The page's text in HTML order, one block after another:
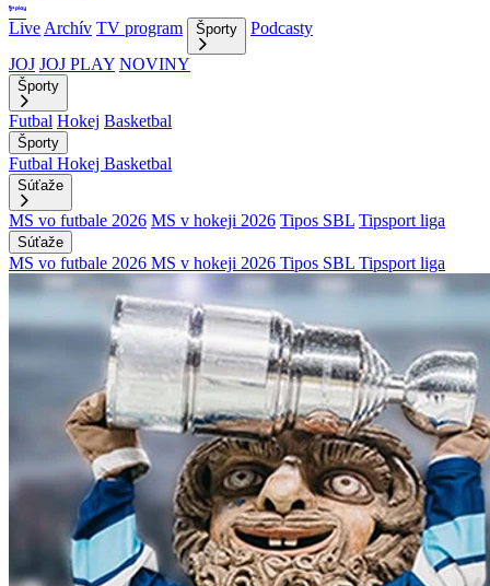
Live Archív TV program Športy
Podcasty
JOJ JOJ PLAY NOVINY
Športy
Futbal Hokej Basketbal
Športy
Futbal Hokej Basketbal
Súťaže
MS vo futbale 2026 MS v hokeji 2026 Tipos SBL Tipsport liga
Súťaže
MS vo futbale 2026 MS v hokeji 2026 Tipos SBL Tipsport liga